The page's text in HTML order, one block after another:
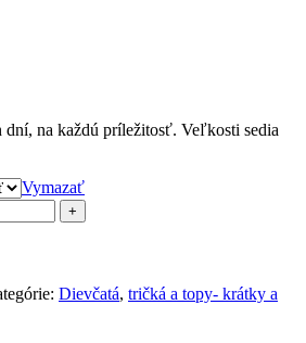
dní, na každú príležitosť. Veľkosti sedia
Vymazať
Dievčatá, tričká a topy- krátky a